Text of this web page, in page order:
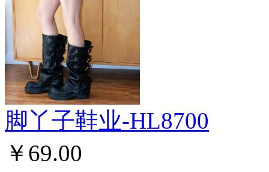
脚丫子鞋业-HL8700
￥69.00